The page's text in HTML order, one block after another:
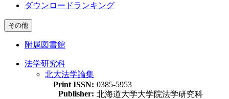
ダウンロードランキング
その他
附属図書館
法学研究科
北大法学論集
Print ISSN: 0385-5953
Publisher: 北海道大学大学院法学研究科